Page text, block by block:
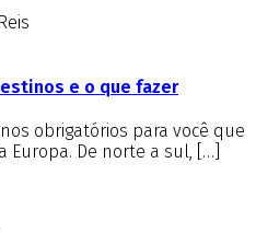
e o que fazer
obrigatórios para você que
De norte a sul, […]